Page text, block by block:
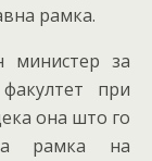
рамка.
министер за
при
она што го
рамка на